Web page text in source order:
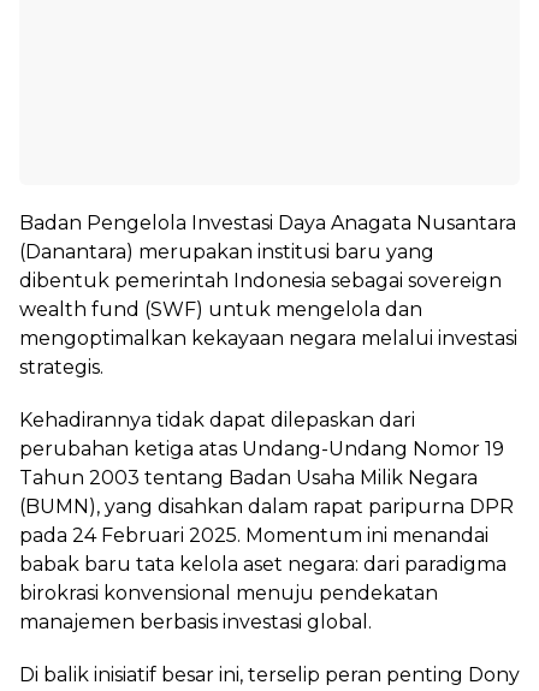
Badan Pengelola Investasi Daya Anagata Nusantara
(Danantara) merupakan institusi baru yang
dibentuk pemerintah Indonesia sebagai sovereign
wealth fund (SWF) untuk mengelola dan
mengoptimalkan kekayaan negara melalui investasi
strategis.
Kehadirannya tidak dapat dilepaskan dari
perubahan ketiga atas Undang-Undang Nomor 19
Tahun 2003 tentang Badan Usaha Milik Negara
(BUMN), yang disahkan dalam rapat paripurna DPR
pada 24 Februari 2025. Momentum ini menandai
babak baru tata kelola aset negara: dari paradigma
birokrasi konvensional menuju pendekatan
manajemen berbasis investasi global.
Di balik inisiatif besar ini, terselip peran penting Dony